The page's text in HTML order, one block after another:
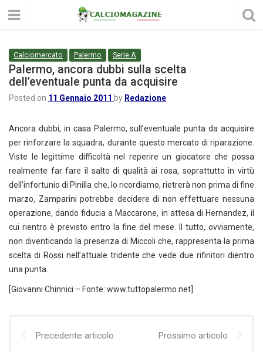
Calciomercato Palermo Serie A
Palermo, ancora dubbi sulla scelta
dell’eventuale punta da acquisire
Posted on 11 Gennaio 2011 by Redazione
Ancora dubbi, in casa Palermo, sull’eventuale punta da acquisire
per rinforzare la squadra, durante questo mercato di riparazione.
Viste le legittime difficoltà nel reperire un giocatore che possa
realmente far fare il salto di qualità ai rosa, soprattutto in virtù
dell’infortunio di Pinilla che, lo ricordiamo, rietrerà non prima di fine
marzo, Zamparini potrebbe decidere di non effettuare nessuna
operazione, dando fiducia a Maccarone, in attesa di Hernandez, il
cui rientro è previsto entro la fine del mese. Il tutto, ovviamente,
non diventicando la presenza di Miccoli che, rappresenta la prima
scelta di Rossi nell’attuale tridente che vede due rifinitori dientro
una punta.
[Giovanni Chinnici – Fonte: www.tuttopalermo.net]
Precedente articolo Prossimo articolo